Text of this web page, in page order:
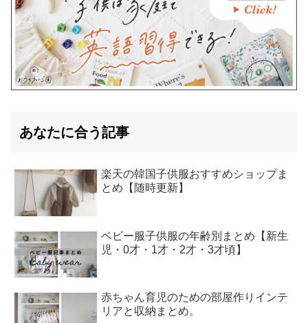
あなたに合う記事
楽天の韓国子供服おすすめショップま
とめ【随時更新】
ベビー服子供服の年齢別まとめ【新生
児・0才・1才・2才・3才頃】
赤ちゃん育児のための部屋作りインテ
リアと収納まとめ。